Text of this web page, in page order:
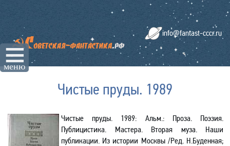
☰
меню
info@fantast-cccr.ru
Чистые пруды. 1989
Чистые пруды. 1989: Альм.: Проза. Поэзия.
Публицистика. Мастера. Вторая муза. Наши
публикации. Из истории Москвы /Ред. Н.Буденная;